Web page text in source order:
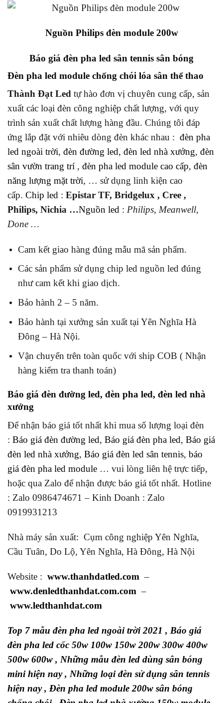
Nguồn Philips đèn module 200w
Báo giá đèn pha led sân tennis sân bóng
Đèn pha led module chống chói lóa sân thể thao
Thành Đạt Led tự hào đơn vị chuyên cung cấp, sản
xuất các loại đèn công nghiệp chất lượng, với quy
trình sản xuất chất lượng hàng đầu. Chúng tôi đáp
ứng lắp đặt với nhiêu dòng đèn khác nhau : đèn pha
led ngoài trời, đèn đường led, đèn led nhà xưởng, đèn
sân vườn trang trí , đèn pha led module cao cấp, đèn
năng lượng mặt trời, … sử dụng linh kiện cao
cấp. Chip led : Epistar TF, Bridgelux , Cree ,
Philips, Nichia …Nguồn led : Philips, Meanwell,
Done …
Cam kết giao hàng đúng mẫu mã sản phẩm.
Các sản phẩm sử dụng chip led nguồn led đúng
như cam kết khi giao dịch.
Bảo hành 2 – 5 năm.
Bảo hành tại xưởng sản xuất tại Yên Nghĩa Hà
Đông – Hà Nội.
Vận chuyển trên toàn quốc với ship COB ( Nhận
hàng kiểm tra thanh toán)
Báo giá đèn đường led, đèn pha led, đèn led nhà
xưởng
Để nhận báo giá tốt nhất khi mua số lượng loại đèn
: Báo giá đèn đường led, Báo giá đèn pha led, Báo giá
đèn led nhà xưởng, Báo giá đèn led sân tennis, báo
giá đèn pha led module … vui lòng liên hệ trực tiếp,
hoặc qua Zalo để nhận được báo giá tốt nhất. Hotline
: Zalo 0986474671 – Kinh Doanh : Zalo
0919931213
Nhà máy sản xuất: Cụm công nghiệp Yên Nghĩa,
Cầu Tuân, Do Lộ, Yên Nghĩa, Hà Đông, Hà Nội
Website : www.thanhdatled.com –
www.denledthanhdat.com.com –
www.ledthanhdat.com
Top 7 mẫu đèn pha led ngoài trời 2021 , Báo giá
đèn pha led cốc 50w 100w 150w 200w 300w 400w
500w 600w , Những mẫu đèn led dùng sân bóng
mini hiện nay, Những loại đèn sử dụng sân tennis
hiện nay, Đèn pha led module 200w sân bóng